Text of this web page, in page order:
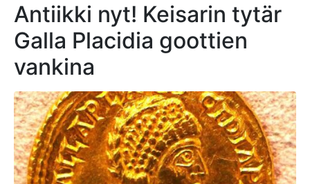
Antiikki nyt! Keisarin tytär
Galla Placidia goottien
vankina